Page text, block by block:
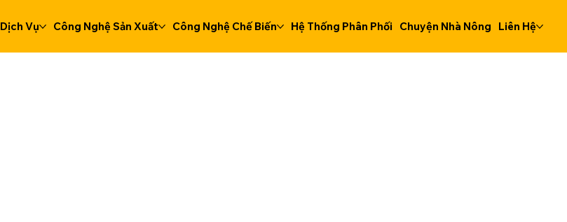
Dịch Vụ Công Nghệ Sản Xuất Công Nghệ Chế Biến Hệ Thống Phân Phối Chuyện Nhà Nông Liên Hệ